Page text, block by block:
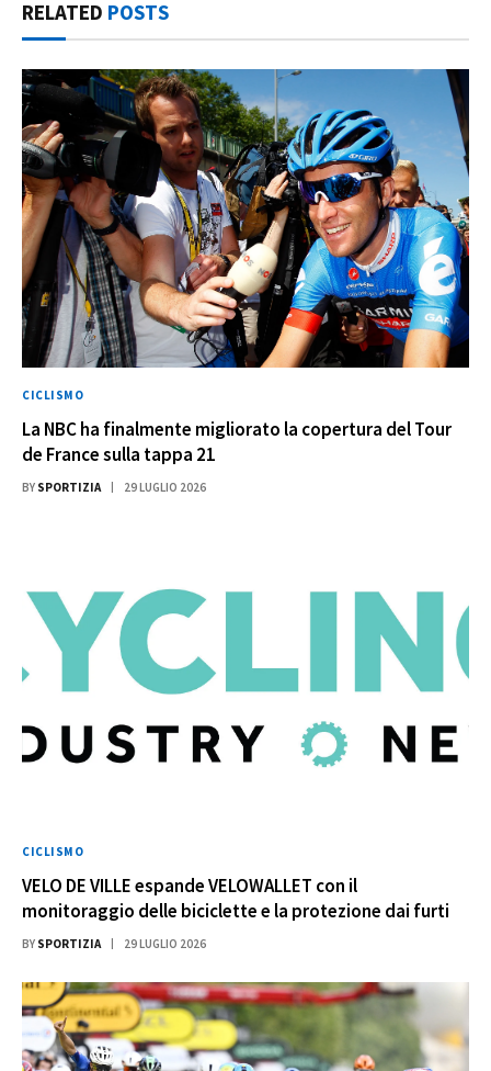
RELATED POSTS
CICLISMO
La NBC ha finalmente migliorato la copertura del Tour
de France sulla tappa 21
BY SPORTIZIA 29 LUGLIO 2026
CICLISMO
VELO DE VILLE espande VELOWALLET con il
monitoraggio delle biciclette e la protezione dai furti
BY SPORTIZIA 29 LUGLIO 2026